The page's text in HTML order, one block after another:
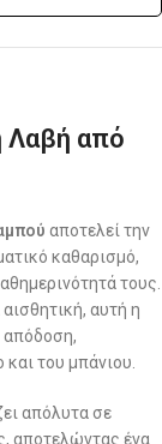
Λαβή από
αποτελεί την
καθαρισμό,
τους.
αυτή η
απόδοση,
του μπάνιου.
απόλυτα σε
αποτελώντας ένα